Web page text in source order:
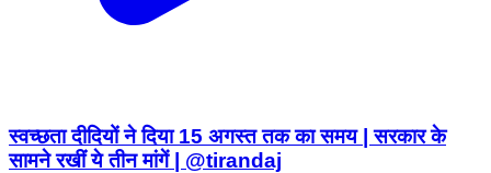
स्वच्छता दीदियों ने दिया 15 अगस्त तक का समय | सरकार के
सामने रखीं ये तीन मांगें | @tirandaj